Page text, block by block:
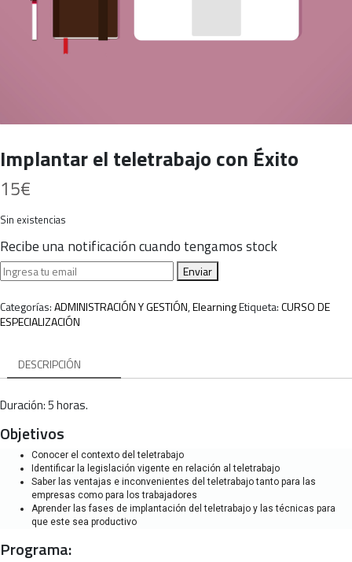
Implantar el teletrabajo con Éxito
15€
Sin existencias
Recibe una notificación cuando tengamos stock
Enviar
Categorías:ADMINISTRACIÓN Y GESTIÓN,ElearningEtiqueta:CURSO DE
ESPECIALIZACIÓN
DESCRIPCIÓN
Duración: 5 horas.
Objetivos
Conocer el contexto del teletrabajo
Identificar la legislación vigente en relación al teletrabajo
Saber las ventajas e inconvenientes del teletrabajo tanto para las
empresas como para los trabajadores
Aprender las fases de implantación del teletrabajo y las técnicas para
que este sea productivo
Programa: